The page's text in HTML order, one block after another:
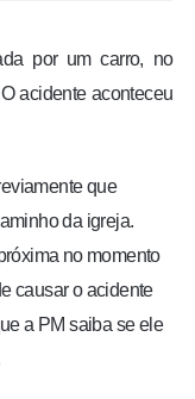
por um carro, no
acidente aconteceu
que
da igreja.
no momento
causar o acidente
a PM saiba se ele